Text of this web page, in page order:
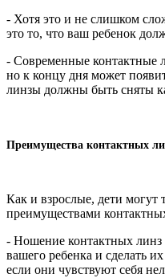
- Хотя это и не слишком
это то, что ваш ребенок
- Современные контактные
но к концу дня может
линзы должны быть сняты
Преимущества контактных
Как и взрослые, дети могут
преимуществами
- Ношение контактных
вашего ребенка и сделать
если они чувствуют себя